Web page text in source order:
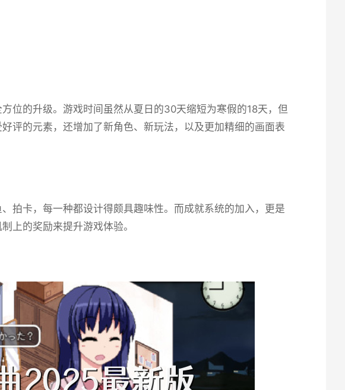
位的升级。游戏时间虽然从夏日的30天缩短为寒假的18天，但
评的元素，还增加了​​新角色、新玩法​​，以及更加精细的画面表
拍卡，每一种都设计得颇具趣味性。而​​成就系统的加入​​，更是
上的奖励来提升游戏体验。